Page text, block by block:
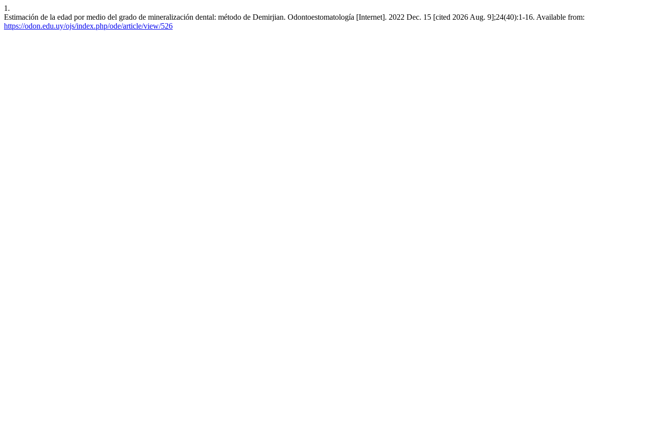
1.
Estimación de la edad por medio del grado de mineralización dental: método de Demirjian. Odontoestomatología [Internet]. 2022 Dec. 15 [cited 2026 Aug. 9];24(40):1-16. Available from:
https://odon.edu.uy/ojs/index.php/ode/article/view/526